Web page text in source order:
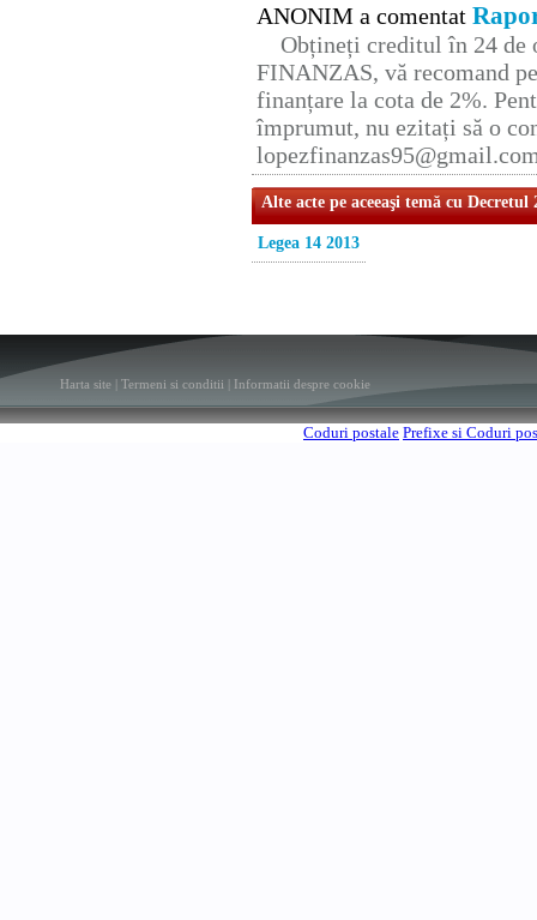
ANONIM a comentat
Obțineți creditul în 24 de
FINANZAS, vă recomand
finanțare la cota de 2%.
împrumut, nu ezitați să o
Alte acte pe aceeaşi temă cu Decretul
Legea 14 2013
Harta site Termeni si conditii Informatii despre cookie
Coduri postale Prefixe si Coduri